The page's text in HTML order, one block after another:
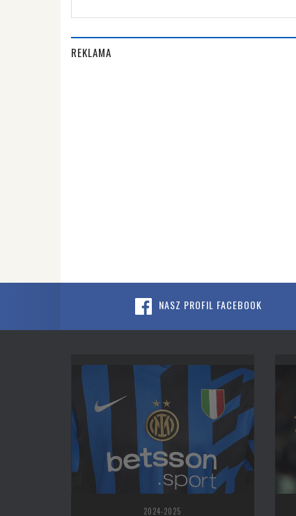
REKLAMA
NASZ PROFIL FACEBOOK
2024-2025